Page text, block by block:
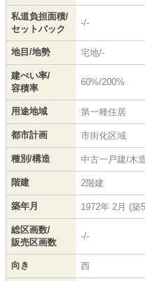
私道負担面積/
セットバック
-/-
地目/地勢 宅地/-
建ぺい率/
容積率
60%/200%
用途地域 第一種住居
都市計画 市街化区域
種別/構造 中古一戸建/木
階建 2階建
築年月 1972年 2月 (築
総区画数/
販売区画数
-/-
向き 西